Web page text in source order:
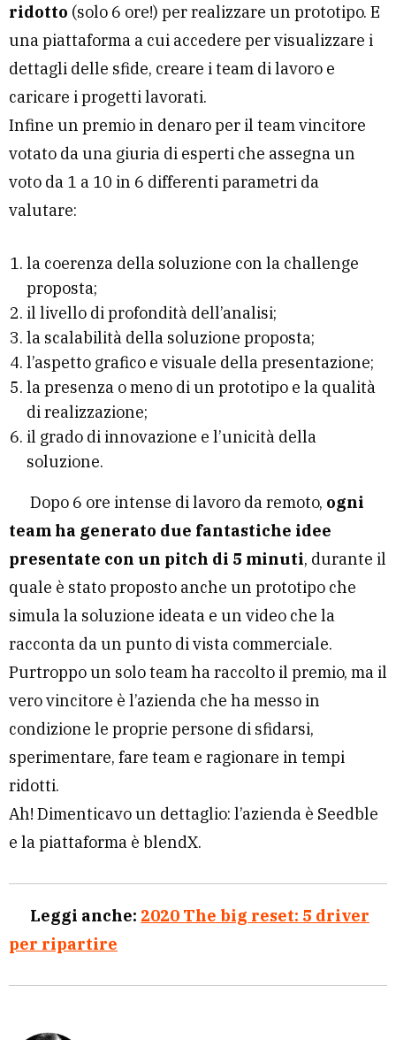
ridotto (solo 6 ore!) per realizzare un prototipo. E
una piattaforma a cui accedere per visualizzare i
dettagli delle sfide, creare i team di lavoro e
caricare i progetti lavorati.
Infine un premio in denaro per il team vincitore
votato da una giuria di esperti che assegna un
voto da 1 a 10 in 6 differenti parametri da
valutare:
la coerenza della soluzione con la challenge
proposta;
il livello di profondità dell’analisi;
la scalabilità della soluzione proposta;
l’aspetto grafico e visuale della presentazione;
la presenza o meno di un prototipo e la qualità
di realizzazione;
il grado di innovazione e l’unicità della
soluzione.
Dopo 6 ore intense di lavoro da remoto, ogni
team ha generato due fantastiche idee
presentate con un pitch di 5 minuti, durante il
quale è stato proposto anche un prototipo che
simula la soluzione ideata e un video che la
racconta da un punto di vista commerciale.
Purtroppo un solo team ha raccolto il premio, ma il
vero vincitore è l’azienda che ha messo in
condizione le proprie persone di sfidarsi,
sperimentare, fare team e ragionare in tempi
ridotti.
Ah! Dimenticavo un dettaglio: l’azienda è Seedble
e la piattaforma è blendX.
Leggi anche: 2020 The big reset: 5 driver
per ripartire